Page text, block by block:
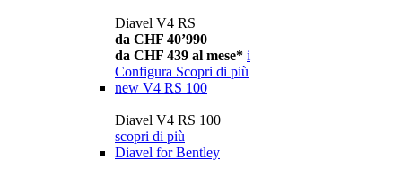
Diavel V4 RS
da CHF 40’990
da CHF 439 al mese* i
Configura Scopri di più
new V4 RS 100
Diavel V4 RS 100
scopri di più
Diavel for Bentley